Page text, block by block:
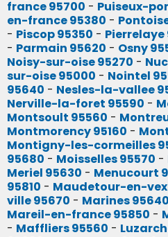
france 95700 - Puiseux-
en-france 95380 -
- Piscop 95350 - Pierrelaye
- Parmain 95620 - Osny
Noisy-sur-oise 95270 -
sur-oise 95000 - Nointel
95640 - Nesles-la-vallee
Nerville-la-foret 95590 -
Montsoult 95560 -
Montmorency 95160 -
Montigny-les-cormeilles
95680 - Moisselles 95570 -
Meriel 95630 - Menucourt
95810 - Maudetour-en-
ville 95670 - Marines 95640
Mareil-en-france 95850 -
- Maffliers 95560 -